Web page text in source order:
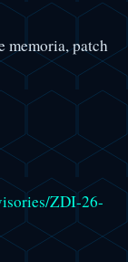
memoria, patch
ZDI-26-